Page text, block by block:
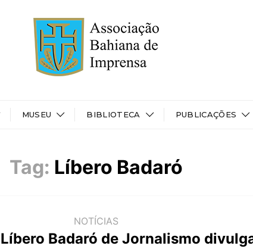
MUSEU BIBLIOTECA PUBLICAÇÕES
Tag: Líbero Badaró
NOTÍCIAS
Badaró de Jornalismo